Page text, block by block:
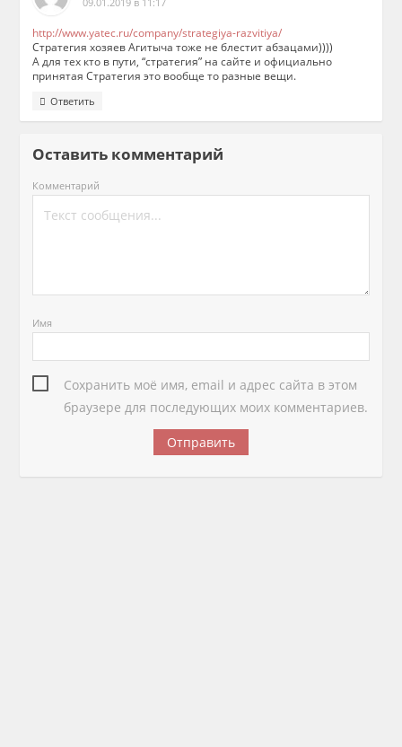
http://www.yatec.ru/company/strategiya-razvitiya/
Стратегия хозяев Агитыча тоже не блестит абзацами))))
А для тех кто в пути, “стратегия” на сайте и официально
принятая Стратегия это вообще то разные вещи.
Ответить
Оставить комментарий
Комментарий
Имя
Сохранить моё имя, email и адрес сайта в этом
браузере для последующих моих комментариев.